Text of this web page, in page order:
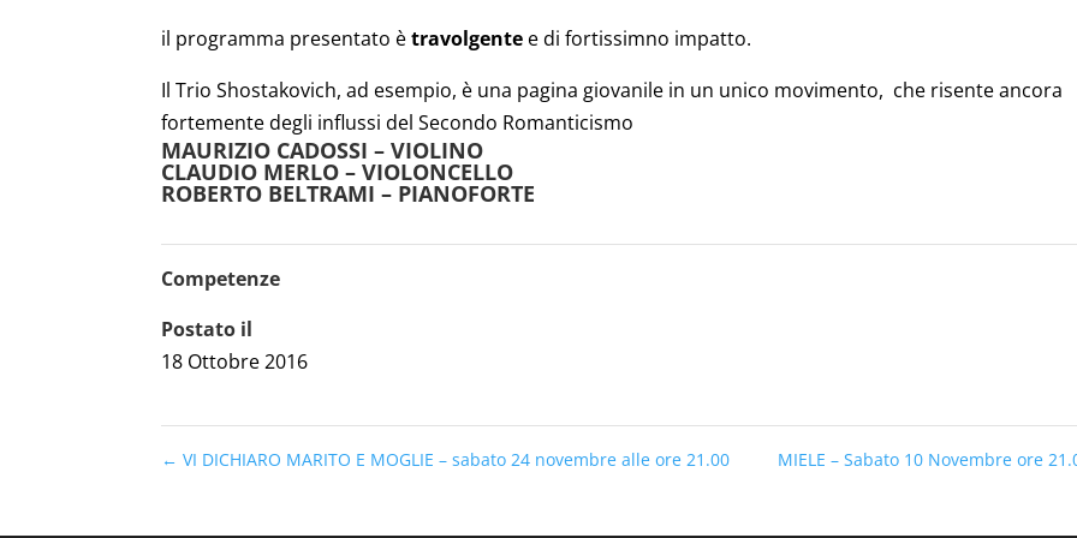
il programma presentato ètravolgente e di fortissimno impatto.
Il Trio Shostakovich, ad esempio, è una pagina giovanile in un unico movimento, che risente ancora
fortemente degli influssi del Secondo Romanticismo
MAURIZIO CADOSSI – VIOLINO
CLAUDIO MERLO – VIOLONCELLO
ROBERTO BELTRAMI – PIANOFORTE
Competenze
Postato il
18 Ottobre 2016
← VI DICHIARO MARITO E MOGLIE – sabato 24 novembre alle ore 21.00 MIELE – Sabato 10 Novembre ore